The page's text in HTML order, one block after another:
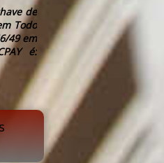
de
Todo
49 em
é: